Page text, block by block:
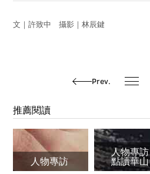
文｜許致中 攝影｜林辰鍵
Prev.
推薦閱讀
人物專訪
人物專訪
點讀華山